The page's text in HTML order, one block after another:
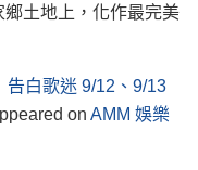
土地上，化作最完美
告白歌迷 9/12、9/13
on AMM 娛樂